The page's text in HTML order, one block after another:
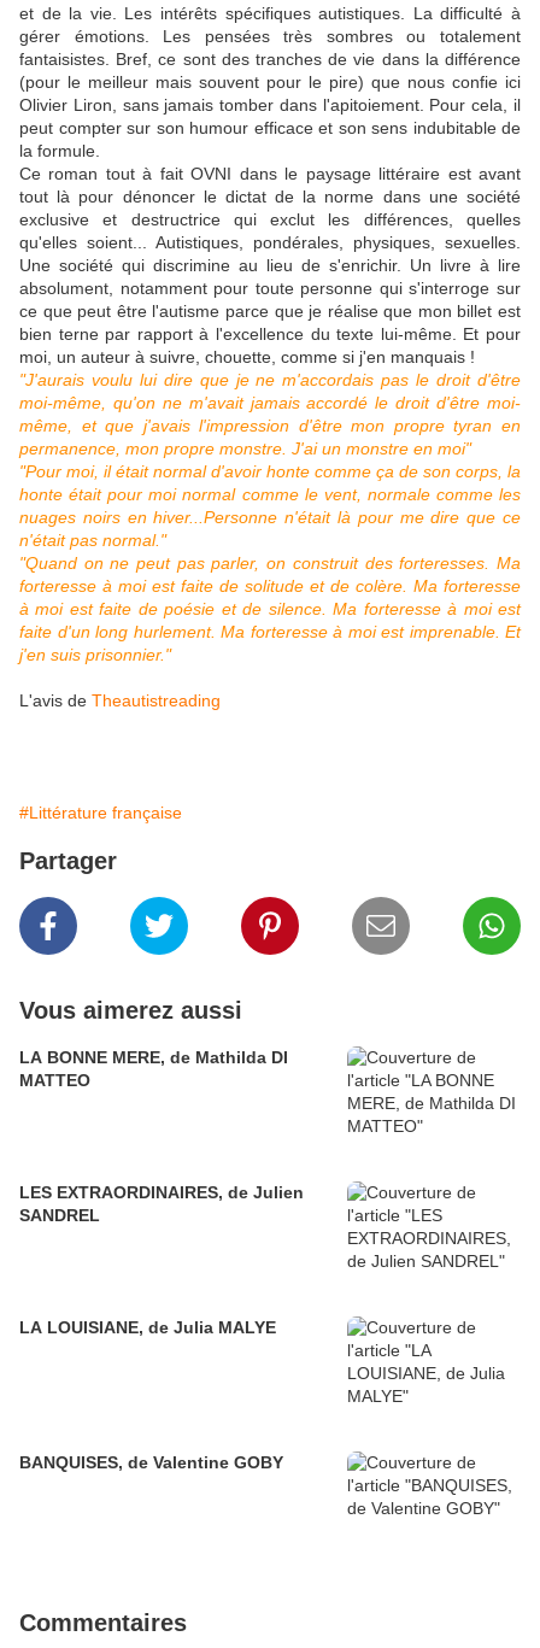
et de la vie. Les intérêts spécifiques autistiques. La difficulté à
gérer émotions. Les pensées très sombres ou totalement
fantaisistes. Bref, ce sont des tranches de vie dans la différence
(pour le meilleur mais souvent pour le pire) que nous confie ici
Olivier Liron, sans jamais tomber dans l'apitoiement. Pour cela, il
peut compter sur son humour efficace et son sens indubitable de
la formule.
Ce roman tout à fait OVNI dans le paysage littéraire est avant
tout là pour dénoncer le dictat de la norme dans une société
exclusive et destructrice qui exclut les différences, quelles
qu'elles soient... Autistiques, pondérales, physiques, sexuelles.
Une société qui discrimine au lieu de s'enrichir. Un livre à lire
absolument, notamment pour toute personne qui s'interroge sur
ce que peut être l'autisme parce que je réalise que mon billet est
bien terne par rapport à l'excellence du texte lui-même. Et pour
moi, un auteur à suivre, chouette, comme si j'en manquais !
"J'aurais voulu lui dire que je ne m'accordais pas le droit d'être
moi-même, qu'on ne m'avait jamais accordé le droit d'être moi-
même, et que j'avais l'impression d'être mon propre tyran en
permanence, mon propre monstre. J'ai un monstre en moi"
"Pour moi, il était normal d'avoir honte comme ça de son corps, la
honte était pour moi normal comme le vent, normale comme les
nuages noirs en hiver...Personne n'était là pour me dire que ce
n'était pas normal."
"Quand on ne peut pas parler, on construit des forteresses. Ma
forteresse à moi est faite de solitude et de colère. Ma forteresse
à moi est faite de poésie et de silence. Ma forteresse à moi est
faite d'un long hurlement. Ma forteresse à moi est imprenable. Et
j'en suis prisonnier."
L'avis de Theautistreading
#Littérature française
Partager
Vous aimerez aussi
LA BONNE MERE, de Mathilda DI
MATTEO
LES EXTRAORDINAIRES, de Julien
SANDREL
LA LOUISIANE, de Julia MALYE
BANQUISES, de Valentine GOBY
Commentaires